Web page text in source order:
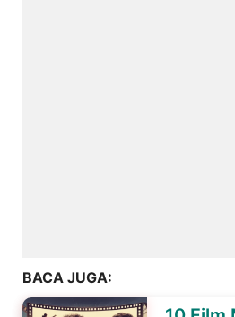
BACA JUGA: